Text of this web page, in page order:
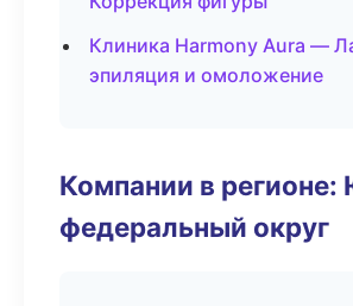
Клиника Harmony Aura —
эпиляция и омоложение
Компании в
федеральный округ